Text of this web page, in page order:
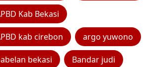
Kab Bekasi
kab cirebon argo yuwono
bekasi Bandar judi